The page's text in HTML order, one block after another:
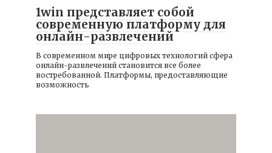
1win представляет собой
современную платформу для
онлайн-развлечений
В современном мире цифровых технологий сфера
онлайн-развлечений становится все более
востребованной. Платформы, предоставляющие
возможность